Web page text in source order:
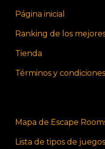
Página inicial
Ranking de los
Tienda
Términos y condiciones
Mapa de Escape
Lista de tipos de juegos